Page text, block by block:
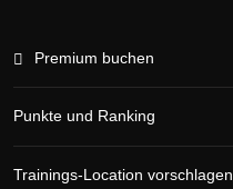
Premium buchen
Punkte und Ranking
Trainings-Location vorschlagen